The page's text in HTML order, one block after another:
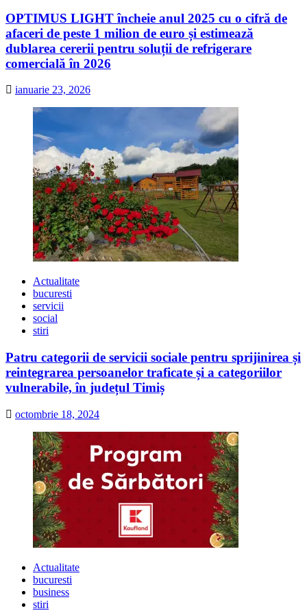
OPTIMUS LIGHT încheie anul 2025 cu o cifră de
afaceri de peste 1 milion de euro și estimează
dublarea cererii pentru soluții de refrigerare
comercială în 2026
ianuarie 23, 2026
Actualitate
bucuresti
servicii
social
stiri
Patru categorii de servicii sociale pentru sprijinirea și
reintegrarea persoanelor traficate și a categoriilor
vulnerabile, în județul Timiș
octombrie 18, 2024
Actualitate
bucuresti
business
stiri